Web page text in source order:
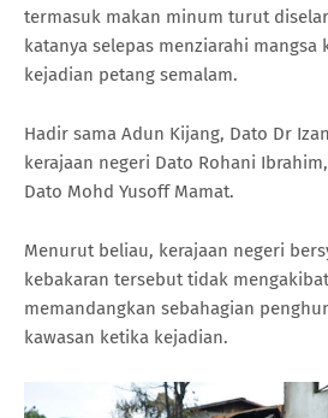
termasuk makan minum turut
katanya selepas menziarahi mangsa
kejadian petang semalam.
Hadir sama Adun Kijang, Dato Dr
kerajaan negeri Dato Rohani
Dato Mohd Yusoff Mamat.
Menurut beliau, kerajaan negeri
kebakaran tersebut tidak
memandangkan sebahagian
kawasan ketika kejadian.